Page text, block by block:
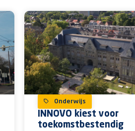
Onderwijs
INNOVO kiest voor
toekomstbestendig